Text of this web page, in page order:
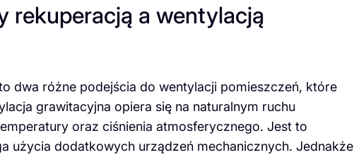
rekuperacją a wentylacją
dwa różne podejścia do wentylacji pomieszczeń, które
grawitacyjna opiera się na naturalnym ruchu
oraz ciśnienia atmosferycznego. Jest to
użycia dodatkowych urządzeń mechanicznych. Jednakże